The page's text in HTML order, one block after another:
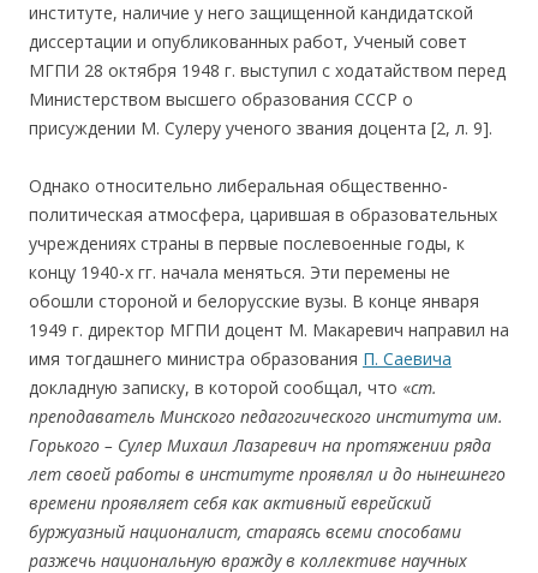
институте, наличие у него защищенной кандидатской
диссертации и опубликованных работ, Ученый совет
МГПИ 28 октября 1948 г. выступил с ходатайством перед
Министерством высшего образования СССР о
присуждении М. Сулеру ученого звания доцента [2, л. 9].
Однако относительно либеральная общественно-
политическая атмосфера, царившая в образовательных
учреждениях страны в первые послевоенные годы, к
концу 1940-х гг. начала меняться. Эти перемены не
обошли стороной и белорусские вузы. В конце января
1949 г. директор МГПИ доцент М. Макаревич направил на
имя тогдашнего министра образования П. Саевича
докладную записку, в которой сообщал, что «ст.
преподаватель Минского педагогического института им.
Горького – Сулер Михаил Лазаревич на протяжении ряда
лет своей работы в институте проявлял и до нынешнего
времени проявляет себя как активный еврейский
буржуазный националист, стараясь всеми способами
разжечь национальную вражду в коллективе научных